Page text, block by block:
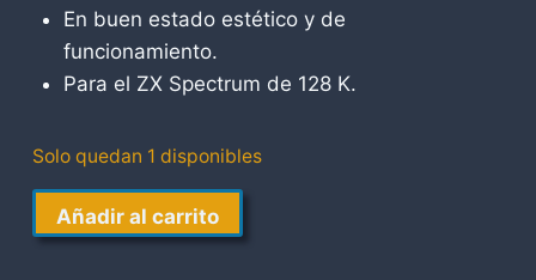
En buen estado estético y de
funcionamiento.
Para el ZX Spectrum de 128 K.
Solo quedan 1 disponibles
Double
Dragon
Añadir al carrito